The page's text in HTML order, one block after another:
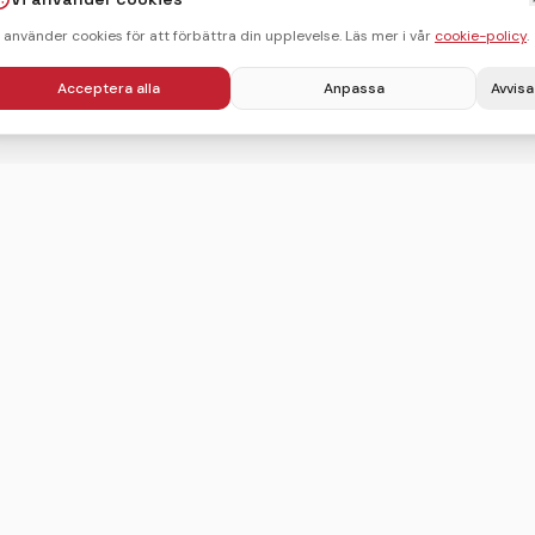
använder cookies för att förbättra din upplevelse. Läs mer i vår cookie-policy.
Acceptera alla Anpassa Avvisa